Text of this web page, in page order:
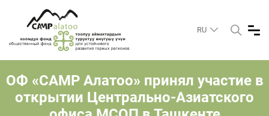
RU
ОФ «САМР Алатоо» принял участие в
открытии Центрально-Азиатского